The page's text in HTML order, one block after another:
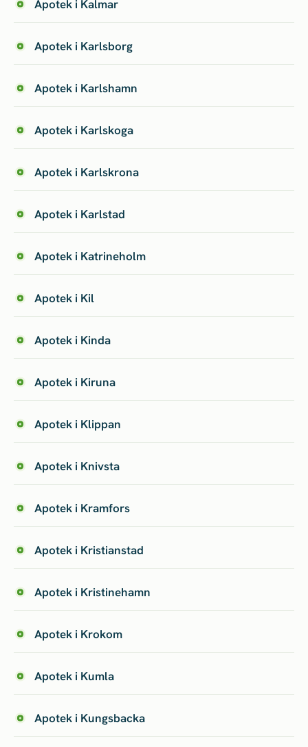
Apotek i Kalmar
Apotek i Karlsborg
Apotek i Karlshamn
Apotek i Karlskoga
Apotek i Karlskrona
Apotek i Karlstad
Apotek i Katrineholm
Apotek i Kil
Apotek i Kinda
Apotek i Kiruna
Apotek i Klippan
Apotek i Knivsta
Apotek i Kramfors
Apotek i Kristianstad
Apotek i Kristinehamn
Apotek i Krokom
Apotek i Kumla
Apotek i Kungsbacka